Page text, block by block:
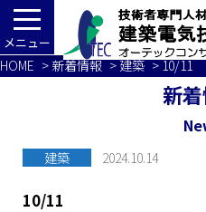
メニュー
HOME > 新着情報 >建築 > 10/11
新
建築 2024.10.14
10/11